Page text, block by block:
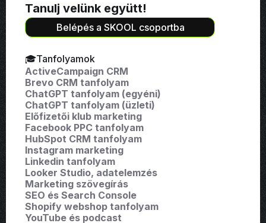
Tanulj velünk együtt!
Belépés a SKOOL csoportba
🎓Tanfolyamok
ActiveCampaign CRM
Brevo CRM tanfolyam
ChatGPT tanfolyam (egyéni)
ChatGPT tanfolyam (üzleti)
Előfizetői klub marketing
Facebook PPC tanfolyam
HubSpot CRM tanfolyam
Instagram marketing
Linkedin tanfolyam
Looker Studio, adatelemzés
Marketing szövegírás
SEO és Search Console
Shopify webshop tanfolyam
YouTube és podcast